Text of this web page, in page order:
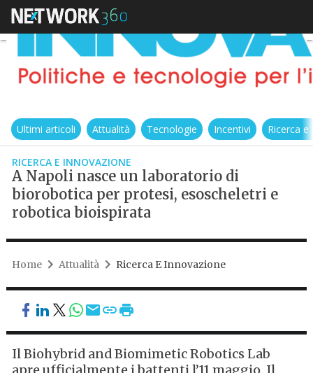
Ultimi articoli Attualità Tecnologie Incentivi Ricerca
RICERCA E INNOVAZIONE
A Napoli nasce un laboratorio di
biorobotica per protesi, esoscheletri e
robotica bioispirata
Home Attualità Ricerca E Innovazione
Il Biohybrid and Biomimetic Robotics Lab